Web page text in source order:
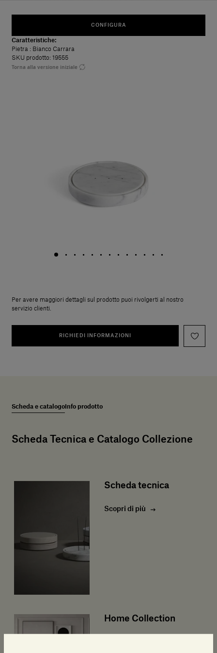
CONFIGURA
Caratteristiche:
Pietra : Bianco Carrara
SKU prodotto: 19555
Torna alla versione iniziale
Per avere maggiori dettagli sul prodotto puoi rivolgerti al nostro
servizio clienti.
RICHIEDI INFORMAZIONI
Scheda e catalogo Info prodotto
Scheda Tecnica e Catalogo Collezione
Scheda tecnica
Scopri di più
Home Collection